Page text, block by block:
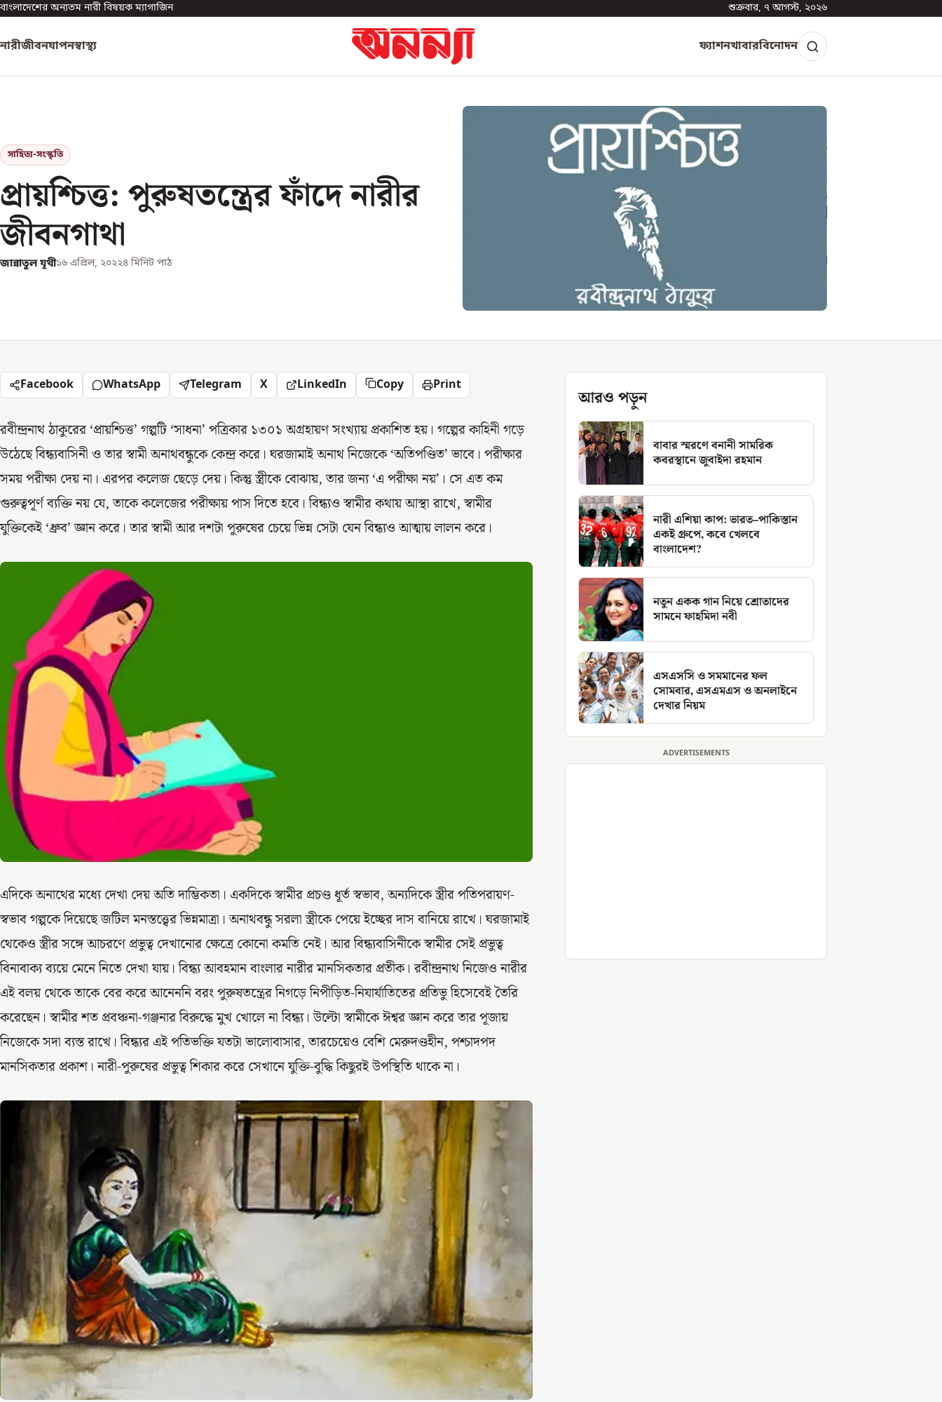
বাংলাদেশের অন্যতম নারী বিষয়ক ম্যাগাজিন শুক্রবার, ৭ আগস্ট, ২০২৬
নারীজীবনযাপনস্বাস্থ্য ফ্যাশনখাবারবিনোদন
সাহিত্য-সংস্কৃতি
প্রায়শ্চিত্ত: পুরুষতন্ত্রের ফাঁদে নারীর
জীবনগাথা
জান্নাতুল যূথী১৬ এপ্রিল, ২০২২৪ মিনিট পাঠ
Facebook WhatsApp Telegram X LinkedIn Copy Print
রবীন্দ্রনাথ ঠাকুরের ‘প্রায়শ্চিত্ত’ গল্পটি ‘সাধনা’ পত্রিকার ১৩০১ অগ্রহায়ণ সংখ্যায় প্রকাশিত হয়। গল্পের কাহিনী গড়ে
উঠেছে বিন্ধ্যবাসিনী ও তার স্বামী অনাথবন্ধুকে কেন্দ্র করে। ঘরজামাই অনাথ নিজেকে ‘অতিপণ্ডিত’ ভাবে। পরীক্ষার
সময় পরীক্ষা দেয় না। এরপর কলেজ ছেড়ে দেয়। কিন্তু স্ত্রীকে বোঝায়, তার জন্য ‘এ পরীক্ষা নয়’। সে এত কম
গুরুত্বপূর্ণ ব্যক্তি নয় যে, তাকে কলেজের পরীক্ষায় পাস দিতে হবে। বিন্ধ্যও স্বামীর কথায় আস্থা রাখে, স্বামীর
যুক্তিকেই ‘ধ্রুব’ জ্ঞান করে। তার স্বামী আর দশটা পুরুষের চেয়ে ভিন্ন সেটা যেন বিন্ধ্যও আত্মায় লালন করে।
এদিকে অনাথের মধ্যে দেখা দেয় অতি দাম্ভিকতা। একদিকে স্বামীর প্রচণ্ড ধূর্ত স্বভাব, অন্যদিকে স্ত্রীর পতিপরায়ণ-
স্বভাব গল্পকে দিয়েছে জটিল মনস্তত্ত্বের ভিন্নমাত্রা। অনাথবন্ধু সরলা স্ত্রীকে পেয়ে ইচ্ছের দাস বানিয়ে রাখে। ঘরজামাই
থেকেও স্ত্রীর সঙ্গে আচরণে প্রভুত্ব দেখানোর ক্ষেত্রে কোনো কমতি নেই। আর বিন্ধ্যবাসিনীকে স্বামীর সেই প্রভুত্ব
বিনাবাক্য ব্যয়ে মেনে নিতে দেখা যায়। বিন্ধ্য আবহমান বাংলার নারীর মানসিকতার প্রতীক। রবীন্দ্রনাথ নিজেও নারীর
এই বলয় থেকে তাকে বের করে আনেননি বরং পুরুষতন্ত্রের নিগড়ে নিপীড়িত-নিযার্যাতিতের প্রতিভু হিসেবেই তৈরি
করেছেন। স্বামীর শত প্রবঞ্চনা-গঞ্জনার বিরুদ্ধে মুখ খোলে না বিন্ধ্য। উল্টো স্বামীকে ঈশ্বর জ্ঞান করে তার পূজায়
নিজেকে সদা ব্যস্ত রাখে। বিন্ধ্যর এই পতিভক্তি যতটা ভালোবাসার, তারচেয়েও বেশি মেরুদণ্ডহীন, পশ্চাদপদ
মানসিকতার প্রকাশ। নারী-পুরুষের প্রভুত্ব শিকার করে সেখানে যুক্তি-বুদ্ধি কিছুরই উপস্থিতি থাকে না।
আরও পড়ুন
বাবার স্মরণে বনানী সামরিক
কবরস্থানে জুবাইদা রহমান
নারী এশিয়া কাপ: ভারত–পাকিস্তান
একই গ্রুপে, কবে খেলবে
বাংলাদেশ?
নতুন একক গান নিয়ে শ্রোতাদের
সামনে ফাহমিদা নবী
এসএসসি ও সমমানের ফল
সোমবার, এসএমএস ও অনলাইনে
দেখার নিয়ম
ADVERTISEMENTS